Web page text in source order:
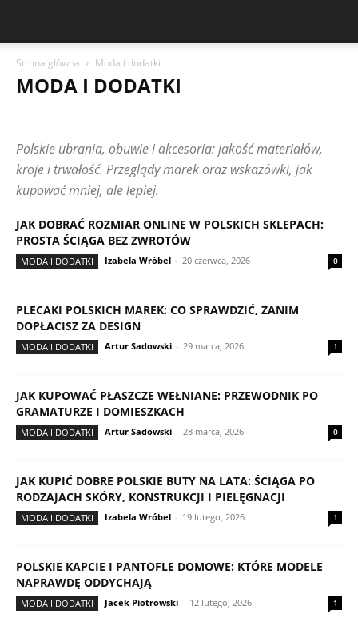
Strona główna Moda i dodatki
MODA I DODATKI
MODA I DODATKI
PORÓWNANIA ZAKUPOWE
RANKINGI PRODUKTÓW
RECENZJE MAREK
TEKSTY CZYTELNIKÓW
ŻYWNOŚĆ I NAPOJE
Polskie ubrania, obuwie i akcesoria: jakość materiałów,
kroje i trwałość. Przeglądy marek oraz wskazówki, jak
kupować mniej, ale lepiej.
JAK DOBRAĆ ROZMIAR ONLINE W POLSKICH SKLEPACH:
PROSTA ŚCIĄGA BEZ ZWROTÓW
MODA I DODATKI Izabela Wróbel - 20 czerwca, 2026 0
PLECAKI POLSKICH MAREK: CO SPRAWDZIĆ, ZANIM
DOPŁACISZ ZA DESIGN
MODA I DODATKI Artur Sadowski - 29 marca, 2026 1
JAK KUPOWAĆ PŁASZCZE WEŁNIANE: PRZEWODNIK PO
GRAMATURZE I DOMIESZKACH
MODA I DODATKI Artur Sadowski - 28 marca, 2026 0
JAK KUPIĆ DOBRE POLSKIE BUTY NA LATA: ŚCIĄGA PO
RODZAJACH SKÓRY, KONSTRUKCJI I PIELĘGNACJI
MODA I DODATKI Izabela Wróbel - 19 lutego, 2026 1
POLSKIE KAPCIE I PANTOFLE DOMOWE: KTÓRE MODELE
NAPRAWDĘ ODDYCHAJĄ
MODA I DODATKI Jacek Piotrowski - 12 lutego, 2026 1